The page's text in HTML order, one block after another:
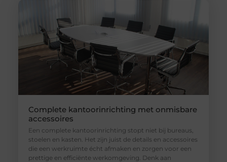
Complete kantoorinrichting met onmisbare
accessoires
Een complete kantoorinrichting stopt niet bij bureaus,
stoelen en kasten. Het zijn juist de details en accessoires
die een werkruimte écht afmaken en zorgen voor een
prettige en efficiënte werkomgeving. Denk aan